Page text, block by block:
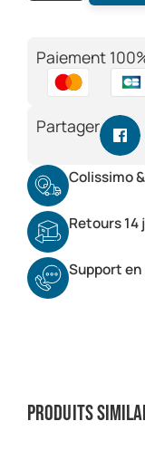
Paiement
Partager
Colissimo
Retours 14
Support en
Produits